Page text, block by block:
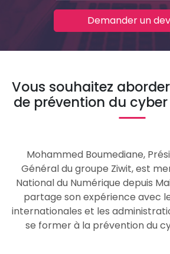
Demander un
Vous souhaitez
de prévention du
Mohammed Boumediane,
Général du groupe Ziwit, est
National du Numérique depuis
partage son expérience avec
internationales et les
se former à la prévention du